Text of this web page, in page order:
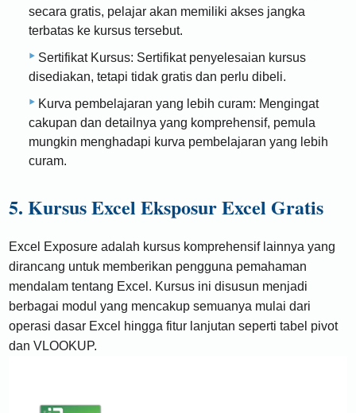
secara gratis, pelajar akan memiliki akses jangka
terbatas ke kursus tersebut.
Sertifikat Kursus: Sertifikat penyelesaian kursus
disediakan, tetapi tidak gratis dan perlu dibeli.
Kurva pembelajaran yang lebih curam: Mengingat
cakupan dan detailnya yang komprehensif, pemula
mungkin menghadapi kurva pembelajaran yang lebih
curam.
5. Kursus Excel Eksposur Excel Gratis
Excel Exposure adalah kursus komprehensif lainnya yang
dirancang untuk memberikan pengguna pemahaman
mendalam tentang Excel. Kursus ini disusun menjadi
berbagai modul yang mencakup semuanya mulai dari
operasi dasar Excel hingga fitur lanjutan seperti tabel pivot
dan VLOOKUP.